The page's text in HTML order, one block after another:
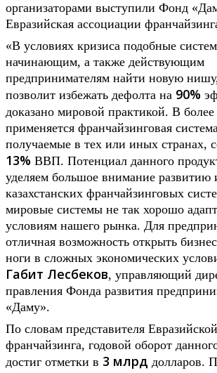
организаторами выступили Фонд
Евразийская ассоциации
«В условиях кризиса подобные
начинающим, а также действующим
предпринимателям найти новую
позволит избежать дефолта на 90%
доказано мировой практикой. В
применяется франчайзинговая
получаемые в тех или иных странах,
13% ВВП. Потенциал данного
уделяем большое внимание развитию
казахстанских франчайзинговых
мировые системы не так хорошо
условиям нашего рынка. Для
отличная возможность открыть
ноги в сложных экономических
Габит Лесбеков, управляющий
правления Фонда развития
«Даму».
По словам представителя
франчайзинга, годовой оборот
достиг отметки в 3 млрд долларов.